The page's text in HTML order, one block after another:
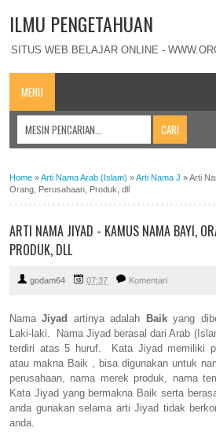
ILMU PENGETAHUAN
SITUS WEB BELAJAR ONLINE -
MENU
Home »Arti Nama Arab (Islam) »Arti Nama J »Arti
Orang, Perusahaan, Produk, dll
ARTI NAMA JIYAD - KAMUS NAMA BAYI,
PRODUK, DLL
godam64 07:37 Komentari
NamaJiyad artinya adalah Baikyang
Laki-laki. Nama Jiyad berasal dari Arab
terdiri atas 5 huruf. Kata Jiyad memiliki
atau makna Baik , bisa digunakan untuk
perusahaan, nama merek produk, nama
Kata Jiyad yang bermakna Baik serta
anda gunakan selama arti Jiyad tidak
anda.